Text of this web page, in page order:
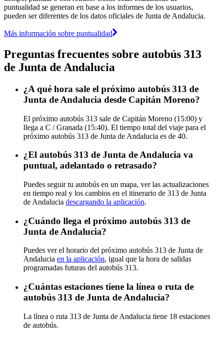
puntualidad se generan en base a los informes de los usuarios,
pueden ser diferentes de los datos oficiales de Junta de Andalucia.
Más información sobre puntualidad
Preguntas frecuentes sobre autobús 313
de Junta de Andalucia
¿A qué hora sale el próximo autobús 313 de
Junta de Andalucia desde Capitán Moreno?
El próximo autobús 313 sale de Capitán Moreno (15:00) y
llega a C / Granada (15:40). El tiempo total del viaje para el
próximo autobús 313 de Junta de Andalucia es de 40.
¿El autobús 313 de Junta de Andalucia va
puntual, adelantado o retrasado?
Puedes seguir tu autobús en un mapa, ver las actualizaciones
en tiempo real y los cambios en el itinerario de 313 de Junta
de Andalucia descargando la aplicación.
¿Cuándo llega el próximo autobús 313 de
Junta de Andalucia?
Puedes ver el horario del próximo autobús 313 de Junta de
Andalucia en la aplicación, igual que la hora de salidas
programadas futuras del autobús 313.
¿Cuántas estaciones tiene la línea o ruta de
autobús 313 de Junta de Andalucia?
La línea o ruta 313 de Junta de Andalucia tiene 18 estaciones
de autobús.